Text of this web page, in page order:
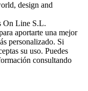
design and
On Line S.L.
aportarte una mejor
personalizado. Si
su uso. Puedes
consultando